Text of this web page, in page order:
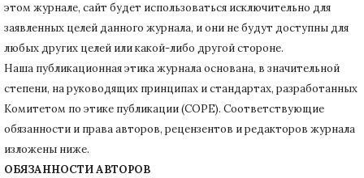
этом журнале, сайт будет использоваться исключительно для
заявленных целей данного журнала, и они не будут доступны для
любых других целей или какой-либо другой стороне.
Наша публикационная этика журнала основана, в значительной
степени, на руководящих принципах и стандартах, разработанных
Комитетом по этике публикации (COPE). Соответствующие
обязанности и права авторов, рецензентов и редакторов журнала
изложены ниже.
ОБЯЗАННОСТИ АВТОРОВ